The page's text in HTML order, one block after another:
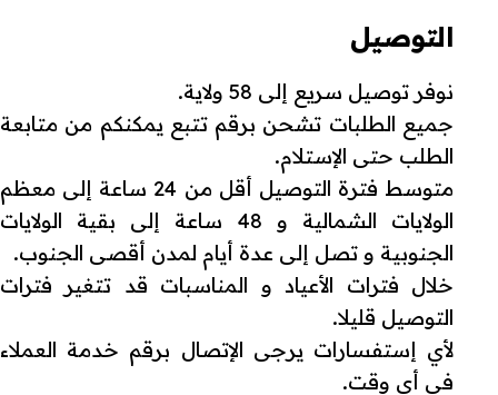
التوصيل
نوفر توصيل سريع إلى 58 ولاية.
جميع الطلبات تشحن برقم تتبع يمكنكم من متابعة
الطلب حتى الإستلام.
متوسط فترة التوصيل أقل من 24 ساعة إلى معظم
الولايات الشمالية و 48 ساعة إلى بقية الولايات
الجنوبية و تصل إلى عدة أيام لمدن أقصى الجنوب.
خلال فترات الأعياد و المناسبات قد تتغير فترات
التوصيل قليلا.
لأي إستفسارات يرجى الإتصال برقم خدمة العملاء
في أي وقت.